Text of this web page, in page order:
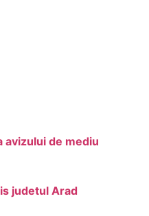
de mediu
judetul Arad